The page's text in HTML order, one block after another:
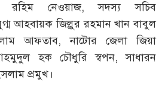
রহিম নেওয়াজ, সদস্য সচিব
আহবায়ক জিল্লুর রহমান খান বাবুল
আফতাব, নাটোর জেলা জিয়া
হক চৌধুরি স্বপন, সাধারন
প্রমুখ।